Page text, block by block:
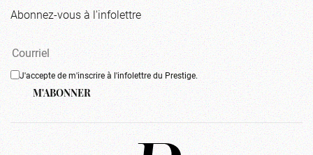
Abonnez-vous à l'infolettre
J'accepte de m'inscrire à l'infolettre du Prestige.
M'ABONNER